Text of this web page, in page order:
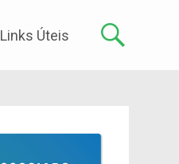
Links Úteis